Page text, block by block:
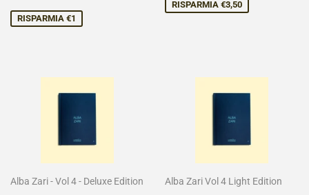
RISPARMIA €1
RISPARMIA €3,50
Alba Zari - Vol 4 - Deluxe Edition Alba Zari Vol 4 Light Edition